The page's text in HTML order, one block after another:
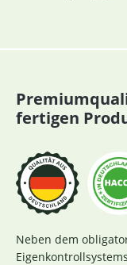
fertigen
Neben dem